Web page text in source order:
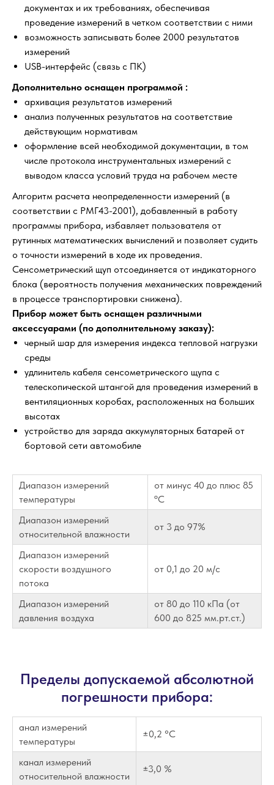
документах и их требованиях, обеспечивая
проведение измерений в четком соответствии с ними
возможность записывать более 2000 результатов
измерений
USB-интерфейс (связь с ПК)
Дополнительно оснащен программой :
архивация результатов измерений
анализ полученных результатов на соответствие
действующим нормативам
оформление всей необходимой документации, в том
числе протокола инструментальных измерений с
выводом класса условий труда на рабочем месте
Алгоритм расчета неопределенности измерений (в
соответствии с РМГ43-2001), добавленный в работу
программы прибора, избавляет пользователя от
рутинных математических вычислений и позволяет судить
о точности измерений в ходе их проведения.
Сенсометрический щуп отсоединяется от индикаторного
блока (вероятность получения механических повреждений
в процессе транспортировки снижена).
Прибор может быть оснащен различными
аксессуарами (по дополнительному заказу):
черный шар для измерения индекса тепловой нагрузки
среды
удлинитель кабеля сенсометрического щупа с
телескопической штангой для проведения измерений в
вентиляционных коробах, расположенных на больших
высотах
устройство для заряда аккумуляторных батарей от
бортовой сети автомобиле
Диапазон измерений
температуры
от минус 40 до плюс 85
ºС
Диапазон измерений
относительной влажности
от 3 до 97%
Диапазон измерений
скорости воздушного
потока
от 0,1 до 20 м/с
Диапазон измерений
давления воздуха
от 80 до 110 кПа (от
600 до 825 мм.рт.ст.)
Пределы допускаемой абсолютной
погрешности прибора:
анал измерений
температуры
±0,2 °С
канал измерений
относительной влажности
±3,0 %